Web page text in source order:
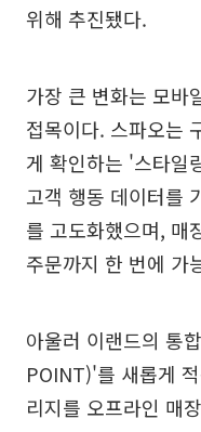
위해 추진됐다.
가장 큰 변화는 모바
접목이다. 스파오는
게 확인하는 '스타일
고객 행동 데이터를
를 고도화했으며, 매
주문까지 한 번에 가
아울러 이랜드의 통
POINT)'를 새롭게
리지를 오프라인 매